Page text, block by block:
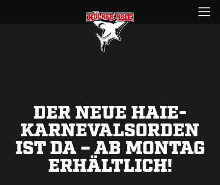
Menü
öffnen
DER NEUE HAIE-
KARNEVALSORDEN
IST DA – AB MONTAG
ERHÄLTLICH!